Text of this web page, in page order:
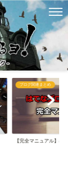
ブログ関連まとめ
【完全マニュアル】は